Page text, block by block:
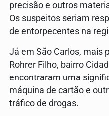
precisão e outros
Os suspeitos seriam
de entorpecentes na
Já em São Carlos, mais
Rohrer Filho, bairro
encontraram uma
máquina de cartão e
tráfico de drogas.